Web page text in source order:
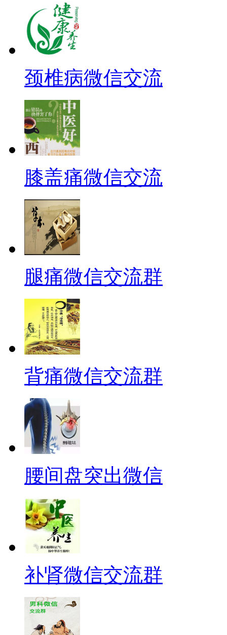
颈椎病微信交流
膝盖痛微信交流
腿痛微信交流群
背痛微信交流群
腰间盘突出微信
补肾微信交流群